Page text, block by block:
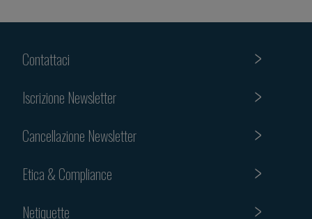
Contattaci
Iscrizione Newsletter
Cancellazione Newsletter
Etica & Compliance
Netiquette